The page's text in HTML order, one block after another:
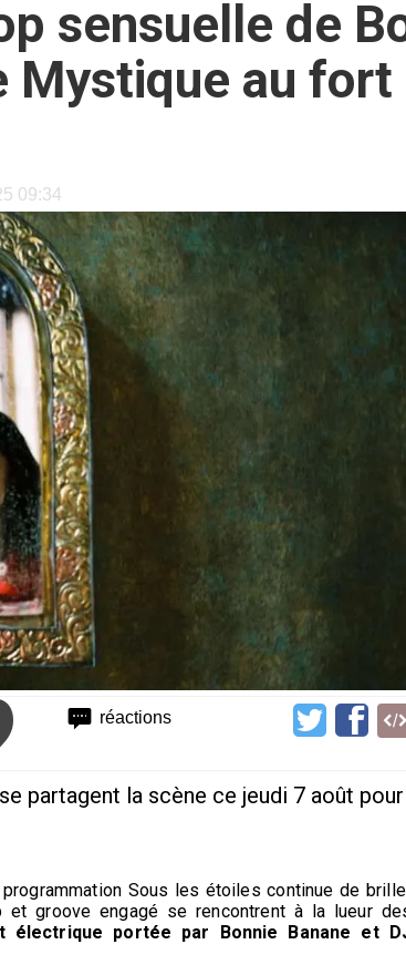
sensuelle de
Mystique au
09:34
réactions
partagent la scène ce jeudi 7 août pour
Sous les étoiles continue de
et groove engagé se rencontrent à la lueur
électrique portée par Bonnie Banane et